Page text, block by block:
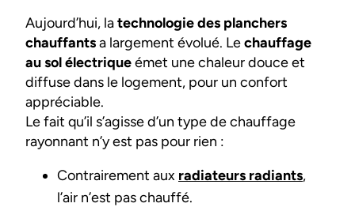
Aujourd’hui, latechnologie des planchers
chauffantsa largement évolué. Lechauffage
au sol électriqueémet une chaleur douce et
diffuse dans le logement, pour un confort
appréciable.
Le fait qu’il s’agisse d’un type de chauffage
rayonnant n’y est pas pour rien :
Contrairement aux radiateurs radiants,
l’air n’est pas chauffé.